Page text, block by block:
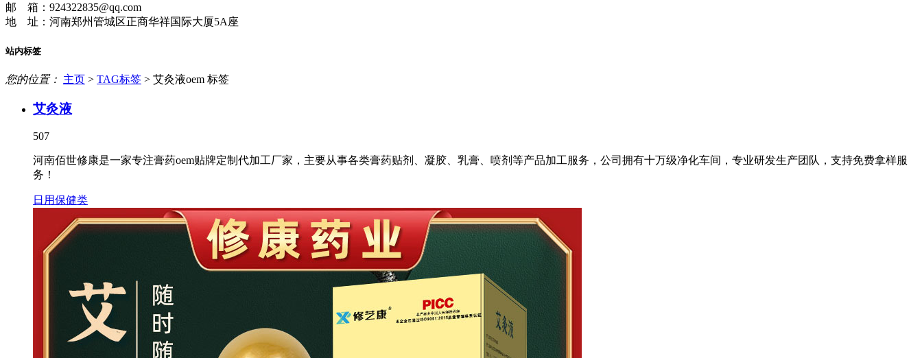
邮 箱：924322835@qq.com
地 址：河南郑州管城区正商华祥国际大厦5A座
站内标签
您的位置： 主页 > TAG标签 > 艾灸液oem 标签
艾灸液
507
河南佰世修康是一家专注膏药oem贴牌定制代加工厂家，主要从事各类膏药贴剂、凝胶、乳膏、喷剂等产品加工服务，公司拥有十万级净化车间，专业研发生产团队，支持免费拿样服
务！
日用保健类